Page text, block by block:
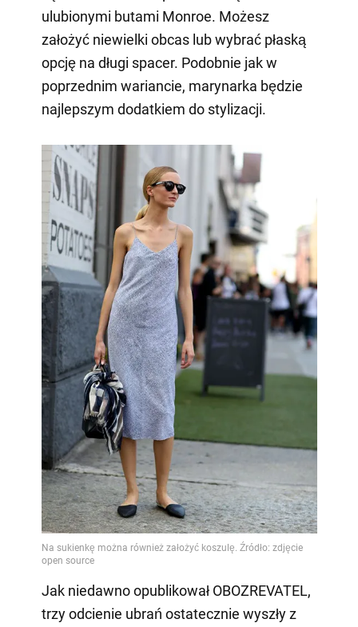
ulubionymi butami Monroe. Możesz
założyć niewielki obcas lub wybrać płaską
opcję na długi spacer. Podobnie jak w
poprzednim wariancie, marynarka będzie
najlepszym dodatkiem do stylizacji.
Jak niedawno opublikował OBOZREVATEL,
trzy odcienie ubrań ostatecznie wyszły z